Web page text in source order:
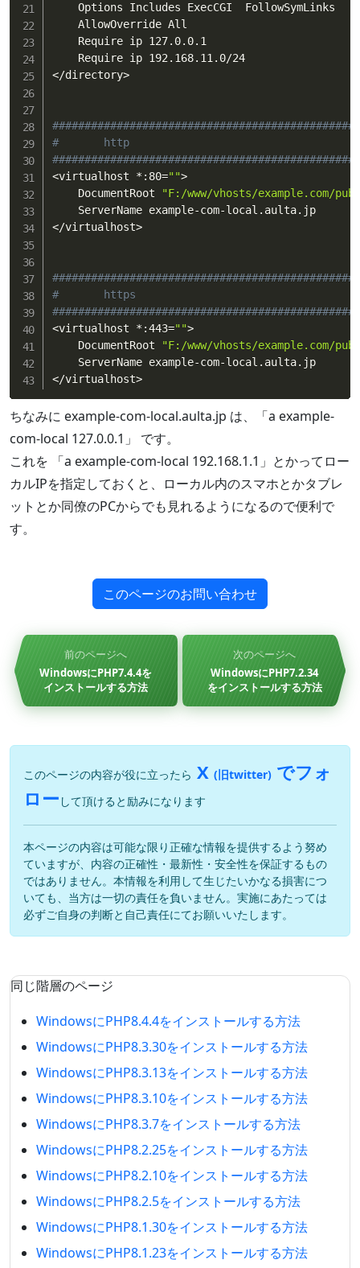
    Options Includes ExecCGI  FollowSymLinks
    AllowOverride All
    Require ip 127.0.0.1
</directory>
#       http
<virtualhost *:80="">
    DocumentRoot
"F:/www/vhosts/example.com/
</virtualhost>
#       https
<virtualhost *:443="">
    DocumentRoot
"F:/www/vhosts/example.com/
</virtualhost>
ちなみに example-com-local.aulta.jp は、「a example-
com-local 127.0.0.1」 です。
これを 「a example-com-local 192.168.1.1」とかってロー
カルIPを指定しておくと、ローカル内のスマホとかタブレ
ットとか同僚のPCからでも見れるようになるので便利で
す。
このページのお問い合わせ
前のページへ
WindowsにPHP7.4.4を
インストールする方法
次のページへ
WindowsにPHP7.2.34
をインストールする方法
このページの内容が役に立ったら X (旧twitter) でフォ
ロー して頂けると励みになります
本ページの内容は可能な限り正確な情報を提供するよう努め
ていますが、内容の正確性・最新性・安全性を保証するもの
ではありません。本情報を利用して生じたいかなる損害につ
いても、当方は一切の責任を負いません。実施にあたっては
必ずご自身の判断と自己責任にてお願いいたします。
同じ階層のページ
WindowsにPHP8.4.4をインストールする方法
WindowsにPHP8.3.30をインストールする方法
WindowsにPHP8.3.13をインストールする方法
WindowsにPHP8.3.10をインストールする方法
WindowsにPHP8.3.7をインストールする方法
WindowsにPHP8.2.25をインストールする方法
WindowsにPHP8.2.10をインストールする方法
WindowsにPHP8.2.5をインストールする方法
WindowsにPHP8.1.30をインストールする方法
WindowsにPHP8.1.23をインストールする方法